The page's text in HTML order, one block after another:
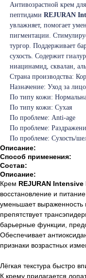
Антивозрастной крем
пептидами REJURAN
увлажняет, помогает
пигментации.
тургор. Поддерживает
сухость. Содержит
ниацинамид, сквалан,
Страна производства:
Назначение: Уход за
По типу кожи:
По типу кожи: Сухая
По проблеме: Anti-age
По проблеме:
По проблеме: Сухость/
Описание:
Способ применения:
Состав:
Описание:
Крем REJURAN Intensive
восстановление и
уменьшает выраженность
препятствует
барьерные функции,
Обеспечивает
признаки возрастных
Лёгкая текстура быстро
К крему прилагается